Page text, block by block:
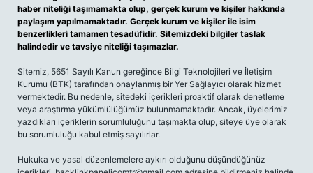
haber niteliği taşımamakta olup, gerçek kurum ve kişiler hakkında
paylaşım yapılmamaktadır. Gerçek kurum ve kişiler ile isim
benzerlikleri tamamen tesadüfidir. Sitemizdeki bilgiler taslak
halindedir ve tavsiye niteliği taşımazlar.
Sitemiz, 5651 Sayılı Kanun gereğince Bilgi Teknolojileri ve İletişim
Kurumu (BTK) tarafından onaylanmış bir Yer Sağlayıcı olarak hizmet
vermektedir. Bu nedenle, sitedeki içerikleri proaktif olarak denetleme
veya araştırma yükümlülüğümüz bulunmamaktadır. Ancak, üyelerimiz
yazdıkları içeriklerin sorumluluğunu taşımakta olup, siteye üye olarak
bu sorumluluğu kabul etmiş sayılırlar.
Hukuka ve yasal düzenlemelere aykırı olduğunu düşündüğünüz